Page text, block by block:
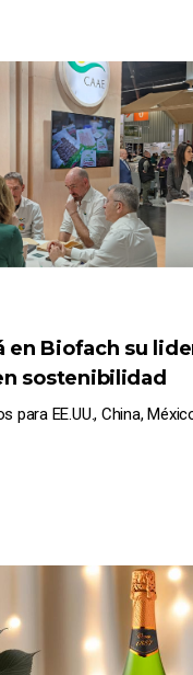
en Biofach su
sostenibilidad
para EE.UU., China,